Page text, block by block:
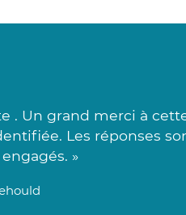
. Un grand merci à
Les réponses
»